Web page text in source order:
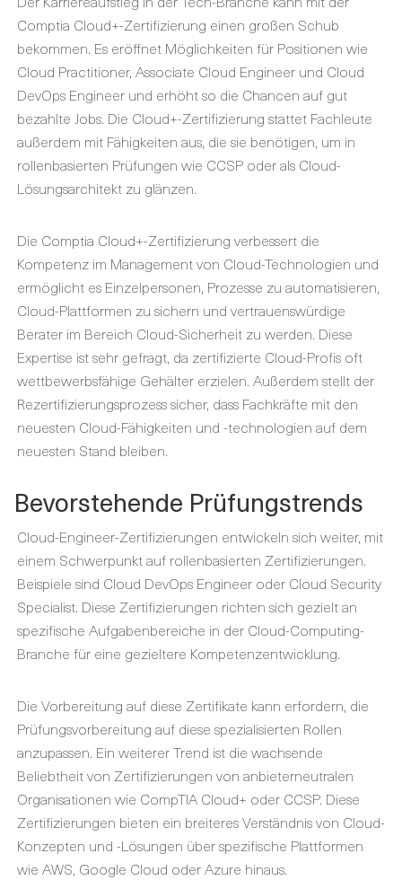
Comptia Cloud+-Zertifizierung einen großen Schub
bekommen. Es eröffnet Möglichkeiten für Positionen wie
Cloud Practitioner, Associate Cloud Engineer und Cloud
DevOps Engineer und erhöht so die Chancen auf gut
bezahlte Jobs. Die Cloud+-Zertifizierung stattet Fachleute
außerdem mit Fähigkeiten aus, die sie benötigen, um in
rollenbasierten Prüfungen wie CCSP oder als Cloud-
Lösungsarchitekt zu glänzen.
Die Comptia Cloud+-Zertifizierung verbessert die
Kompetenz im Management von Cloud-Technologien und
ermöglicht es Einzelpersonen, Prozesse zu automatisieren,
Cloud-Plattformen zu sichern und vertrauenswürdige
Berater im Bereich Cloud-Sicherheit zu werden. Diese
Expertise ist sehr gefragt, da zertifizierte Cloud-Profis oft
wettbewerbsfähige Gehälter erzielen. Außerdem stellt der
Rezertifizierungsprozess sicher, dass Fachkräfte mit den
neuesten Cloud-Fähigkeiten und -technologien auf dem
neuesten Stand bleiben.
Bevorstehende Prüfungstrends
Cloud-Engineer-Zertifizierungen entwickeln sich weiter, mit
einem Schwerpunkt auf rollenbasierten Zertifizierungen.
Beispiele sind Cloud DevOps Engineer oder Cloud Security
Specialist. Diese Zertifizierungen richten sich gezielt an
spezifische Aufgabenbereiche in der Cloud-Computing-
Branche für eine gezieltere Kompetenzentwicklung.
Die Vorbereitung auf diese Zertifikate kann erfordern, die
Prüfungsvorbereitung auf diese spezialisierten Rollen
anzupassen. Ein weiterer Trend ist die wachsende
Beliebtheit von Zertifizierungen von anbieterneutralen
Organisationen wie CompTIA Cloud+ oder CCSP. Diese
Zertifizierungen bieten ein breiteres Verständnis von Cloud-
Konzepten und -Lösungen über spezifische Plattformen
wie AWS, Google Cloud oder Azure hinaus.